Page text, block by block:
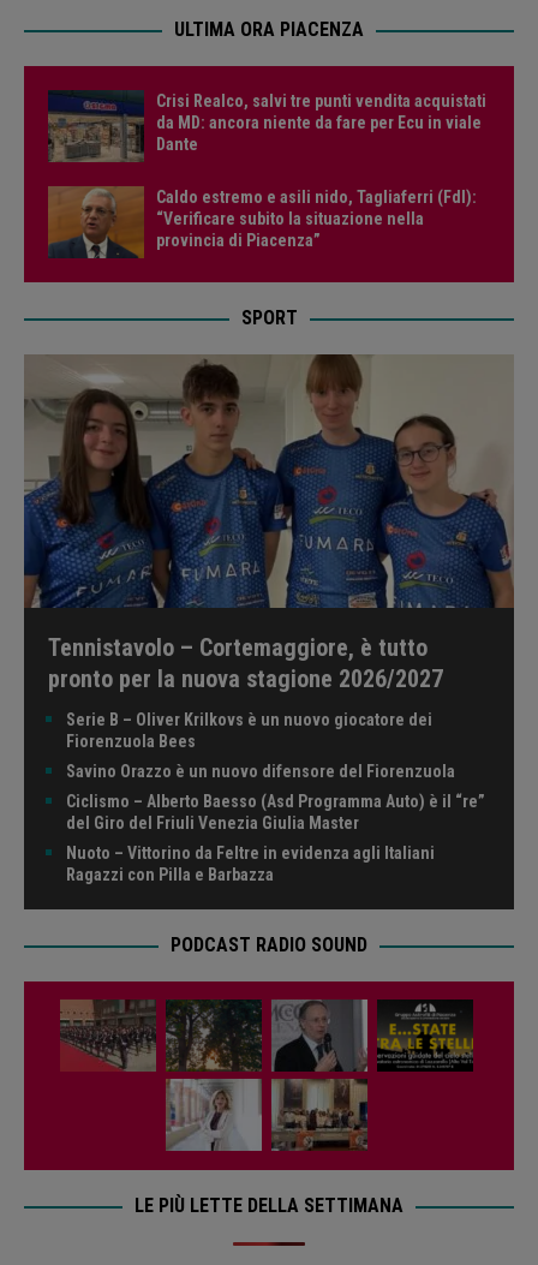
ULTIMA ORA PIACENZA
Crisi Realco, salvi tre punti vendita acquistati
da MD: ancora niente da fare per Ecu in viale
Dante
Caldo estremo e asili nido, Tagliaferri (FdI):
“Verificare subito la situazione nella
provincia di Piacenza”
SPORT
Tennistavolo – Cortemaggiore, è tutto
pronto per la nuova stagione 2026/2027
Serie B – Oliver Krilkovs è un nuovo giocatore dei
Fiorenzuola Bees
Savino Orazzo è un nuovo difensore del Fiorenzuola
Ciclismo – Alberto Baesso (Asd Programma Auto) è il “re”
del Giro del Friuli Venezia Giulia Master
Nuoto – Vittorino da Feltre in evidenza agli Italiani
Ragazzi con Pilla e Barbazza
PODCAST RADIO SOUND
LE PIÙ LETTE DELLA SETTIMANA